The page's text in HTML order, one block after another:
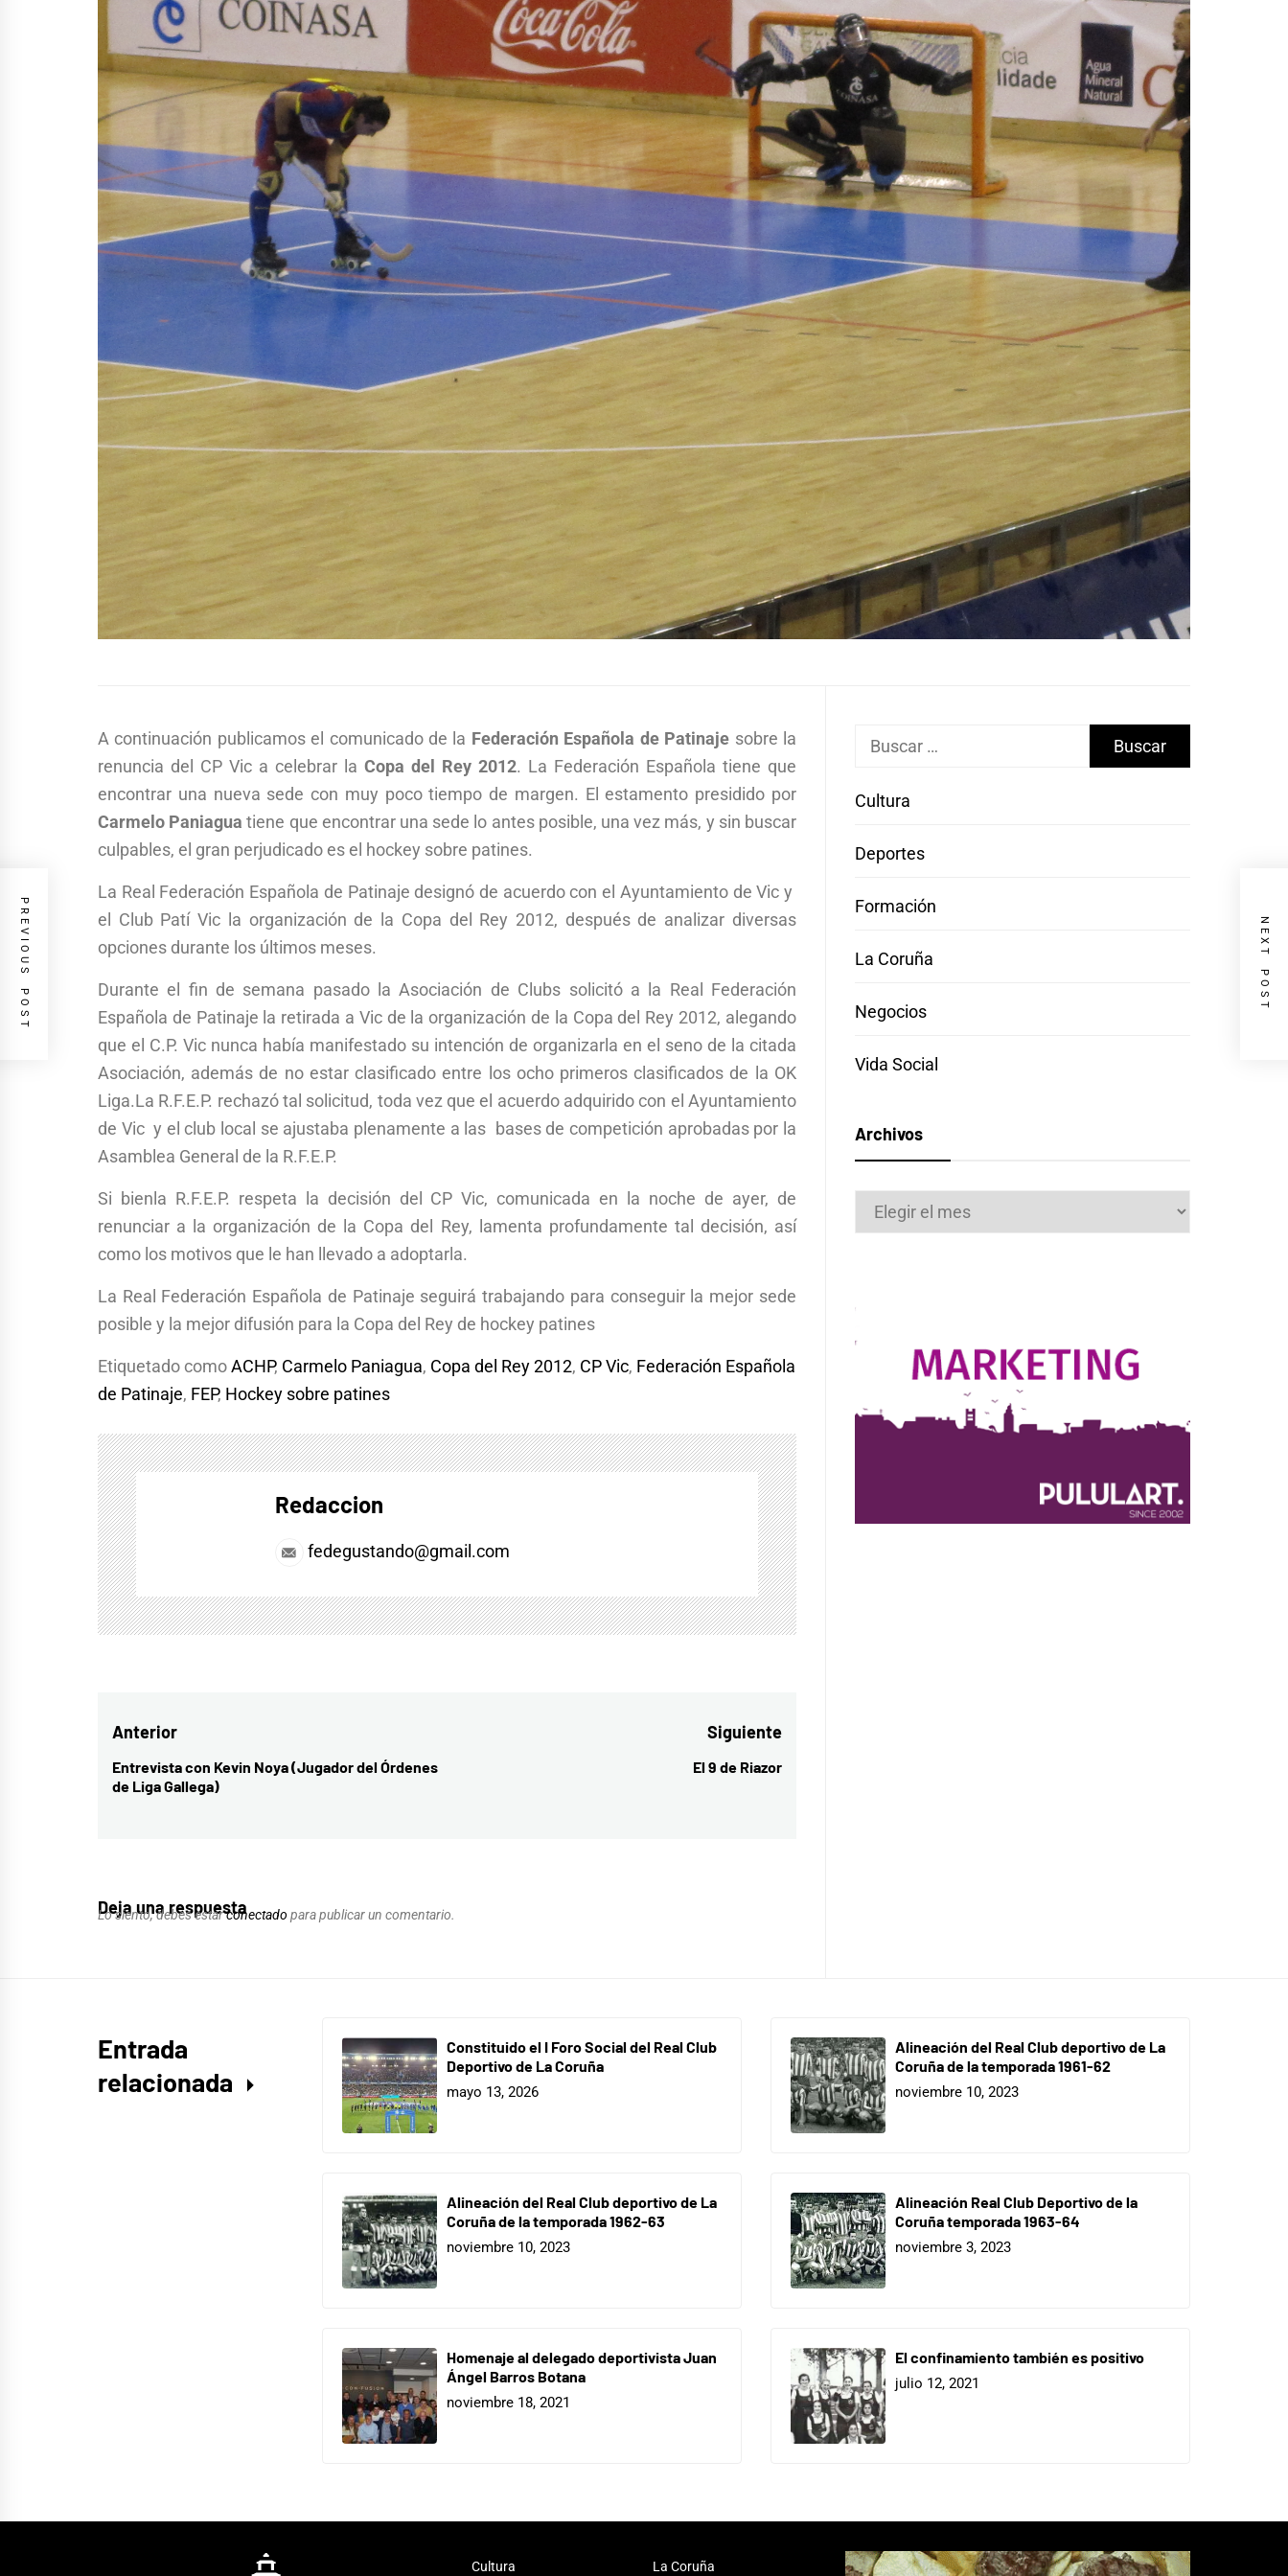
A continuación publicamos el comunicado de la Federación Española de Patinaje sobre la
renuncia del CP Vic a celebrar la Copa del Rey 2012. La Federación Española tiene que
encontrar una nueva sede con muy poco tiempo de margen. El estamento presidido por
Carmelo Paniagua tiene que encontrar una sede lo antes posible, una vez más, y sin buscar
culpables, el gran perjudicado es el hockey sobre patines.
La Real Federación Española de Patinaje designó de acuerdo con el Ayuntamiento de Vic y
el Club Patí Vic la organización de la Copa del Rey 2012, después de analizar diversas
opciones durante los últimos meses.
Durante el fin de semana pasado la Asociación de Clubs solicitó a la Real Federación
Española de Patinaje la retirada a Vic de la organización de la Copa del Rey 2012, alegando
que el C.P. Vic nunca había manifestado su intención de organizarla en el seno de la citada
Asociación, además de no estar clasificado entre los ocho primeros clasificados de la OK
Liga.La R.F.E.P. rechazó tal solicitud, toda vez que el acuerdo adquirido con el Ayuntamiento
de Vic y el club local se ajustaba plenamente a las bases de competición aprobadas por la
Asamblea General de la R.F.E.P.
Si bienla R.F.E.P. respeta la decisión del CP Vic, comunicada en la noche de ayer, de
renunciar a la organización de la Copa del Rey, lamenta profundamente tal decisión, así
como los motivos que le han llevado a adoptarla.
La Real Federación Española de Patinaje seguirá trabajando para conseguir la mejor sede
posible y la mejor difusión para la Copa del Rey de hockey patines
Etiquetado comoACHP, Carmelo Paniagua, Copa del Rey 2012, CP Vic, Federación Española
de Patinaje, FEP, Hockey sobre patines
Redaccion
fedegustando@gmail.com
Navegación
de
entradas
Anterior
Entrada
anterior:
Entrevista con Kevin Noya (Jugador del Órdenes
de Liga Gallega)
Siguiente
Entrada
El 9 de Riazor
PREVIOUS POST NEXT POST
Deja una respuesta
Lo siento, debes estarconectado para publicar un comentario.
Buscar:
Cultura
Deportes
Formación
La Coruña
Negocios
Vida Social
Archivos
Archivos
Entrada
relacionada
Constituido el I Foro Social del Real Club
Deportivo de La Coruña
mayo 13, 2026
Alineación del Real Club deportivo de La
Coruña de la temporada 1961-62
noviembre 10, 2023
Alineación del Real Club deportivo de La
Coruña de la temporada 1962-63
noviembre 10, 2023
Alineación Real Club Deportivo de la
Coruña temporada 1963-64
noviembre 3, 2023
Homenaje al delegado deportivista Juan
Ángel Barros Botana
noviembre 18, 2021
El confinamiento también es positivo
julio 12, 2021
Cultura La Coruña